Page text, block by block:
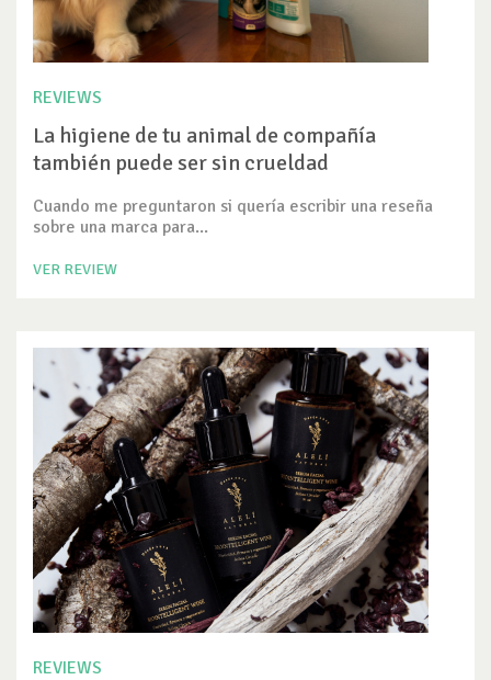
REVIEWS
La higiene de tu animal de compañía
también puede ser sin crueldad
Cuando me preguntaron si quería escribir una reseña
sobre una marca para...
VER REVIEW
REVIEWS